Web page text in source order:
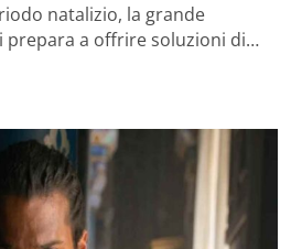
natalizio, la grande
prepara a offrire soluzioni di…